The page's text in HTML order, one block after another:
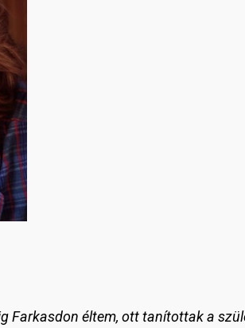
Farkasdon éltem, ott tanítottak a